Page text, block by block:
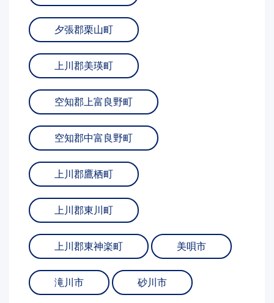
夕張郡栗山町
上川郡美瑛町
空知郡上富良野町
空知郡中富良野町
上川郡鷹栖町
上川郡東川町
上川郡東神楽町 美唄市
滝川市 砂川市